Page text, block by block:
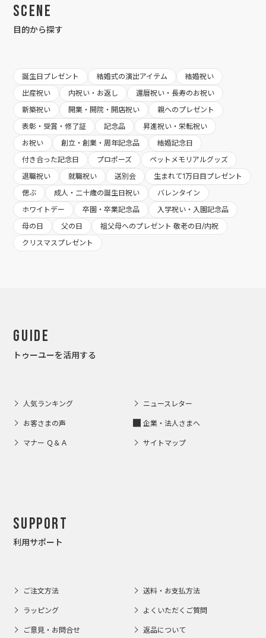
Scene
目的から探す
誕生日プレゼント 結婚式の演出アイテム
結婚祝い
出産祝い
内祝い・お返し
還暦祝い・長寿のお祝い
新築祝い
開業・開院・開店祝い
親へのプレゼント
表彰・受賞・修了証
記念品
昇進祝い・栄転祝い
お祝い
創立・創業・周年記念品
結婚記念日
付き合った記念日
プロポーズ
ペットメモリアルグッズ
退職祝い
就職祝い 送別会
生まれて1万日目プレゼント
偲ぶ
成人・二十歳の誕生日祝い
バレンタイン
ホワイトデー
卒園・卒業記念品
入学祝い・入園記念品
母の日
父の日
祖父母へのプレゼント 敬老の日/内祝
クリスマスプレゼント
Guide
トゥーユーを活用する
人気ランキング ニュースレター
お客さまの声 企業・法人さまへ
マナー Ｑ＆Ａ サイトマップ
Support
利用サポート
ご注文方法 送料・お支払方法
ラッピング よくいただくご質問
ご意見・お問合せ 返品について